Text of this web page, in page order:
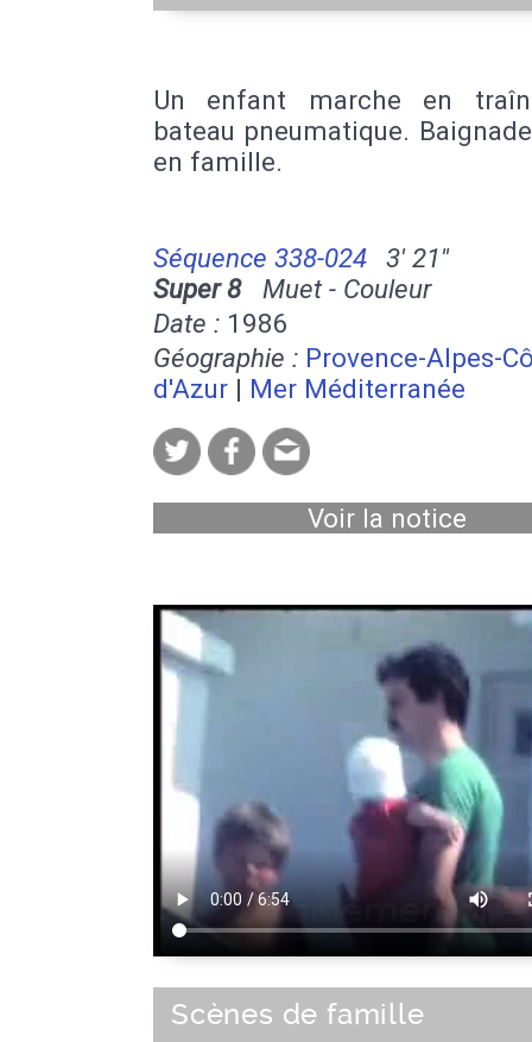
Un enfant marche en
bateau pneumatique.
en famille.
Séquence 338-024
3' 21''
Super 8Muet - Couleur
Date : 1986
Géographie : Provence-Alpes-
d'Azur | Mer Méditerranée
Voir la notice
Scènes de famille